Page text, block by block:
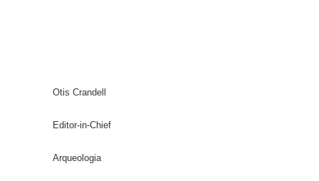
Otis Crandell
Editor-in-Chief
Arqueologia